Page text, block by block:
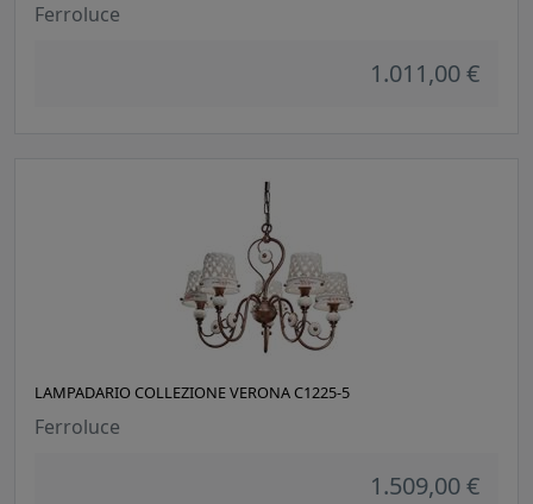
Ferroluce
1.011,00 €
LAMPADARIO COLLEZIONE VERONA C1225-5
Ferroluce
1.509,00 €